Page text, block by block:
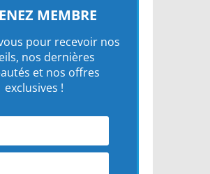
MEMBRE
pour recevoir nos
nos dernières
et nos offres
exclusives !